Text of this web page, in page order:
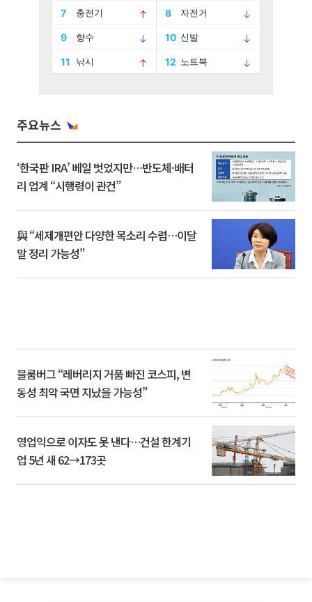
주요뉴스
‘한국판 IRA’ 베일 벗었지만…반도체·배터
리 업계 “시행령이 관건”
與 “세제개편안 다양한 목소리 수렴…이달
말 정리 가능성”
블룸버그 “레버리지 거품 빠진 코스피, 변
동성 최악 국면 지났을 가능성”
영업익으로 이자도 못 낸다…건설 한계기
업 5년 새 62→173곳